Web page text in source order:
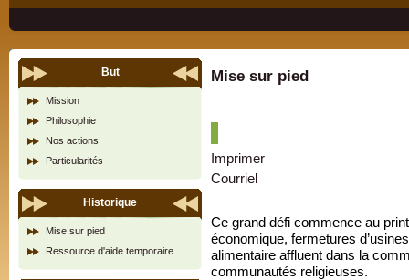
But
Mission
Philosophie
Nos actions
Particularités
Historique
Mise sur pied
Ressource d'aide temporaire
Mise sur pied
Imprimer
Courriel
Ce grand défi commence au
économique, fermetures
alimentaire affluent dans la
communautés religieuses.